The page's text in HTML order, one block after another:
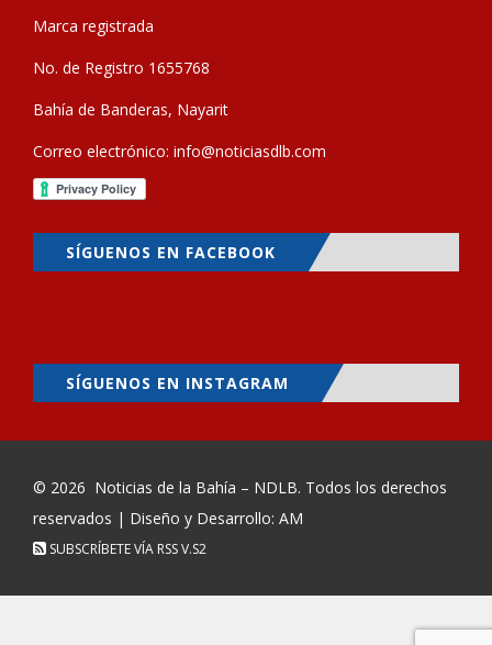
Marca registrada
No. de Registro 1655768
Bahía de Banderas, Nayarit
Correo electrónico: info@noticiasdlb.com
SÍGUENOS EN FACEBOOK
SÍGUENOS EN INSTAGRAM
© 2026 Noticias de la Bahía – NDLB. Todos los derechos
reservados | Diseño y Desarrollo: AM
SUBSCRÍBETE VÍA RSSV.S2